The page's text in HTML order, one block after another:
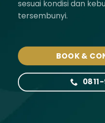
sesuai kondisi dan
tersembunyi.
BOOK &